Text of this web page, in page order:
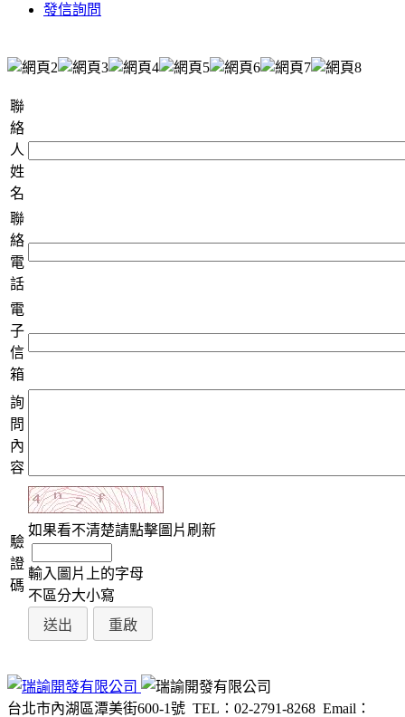
發信詢問
聯
絡
人
姓
名
聯
絡
電
話
電
子
信
箱
詢
問
內
容
驗
證
碼
如果看不清楚請點擊圖片刷新
輸入圖片上的字母
不區分大小寫
台北市內湖區潭美街600-1號 TEL：02-2791-8268 Email：